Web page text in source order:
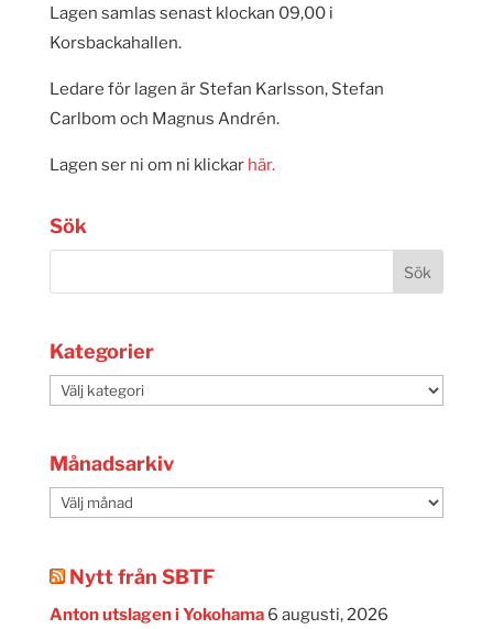
Lagen samlas senast klockan 09,00 i
Korsbackahallen.
Ledare för lagen är Stefan Karlsson, Stefan
Carlbom och Magnus Andrén.
Lagen ser ni om ni klickar här.
Sök
Kategorier
Kategorier
Månadsarkiv
Månadsarkiv
Nytt från SBTF
Anton utslagen i Yokohama 6 augusti, 2026